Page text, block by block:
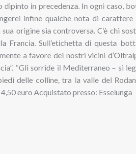
dipinto in precedenza. In ogni caso,
infine qualche nota di
sua origine sia controversa. C’è chi
Francia. Sull’etichetta di questa
a favore dei nostri vicini
“Gli sorride il Mediterraneo – si
delle colline, tra la valle del
euro Acquistato presso: Esselunga